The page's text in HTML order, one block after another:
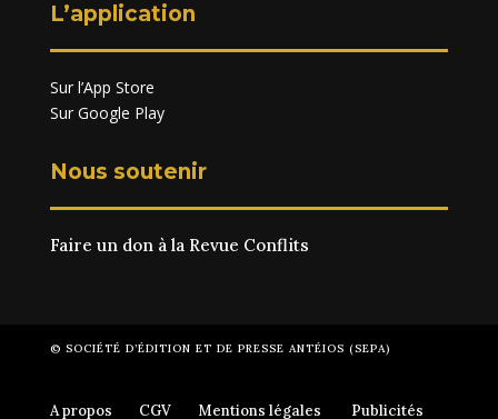
L’application
Sur l’App Store
Sur Google Play
Nous soutenir
Faire un don à la Revue Conflits
© SOCIÉTÉ D’ÉDITION ET DE PRESSE ANTÉIOS (SEPA)
A propos CGV Mentions légales Publicités